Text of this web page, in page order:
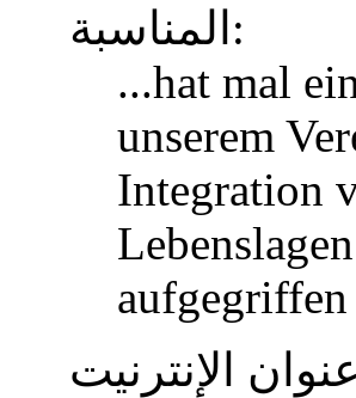
المناسبة:
...hat mal
unserem
Integration